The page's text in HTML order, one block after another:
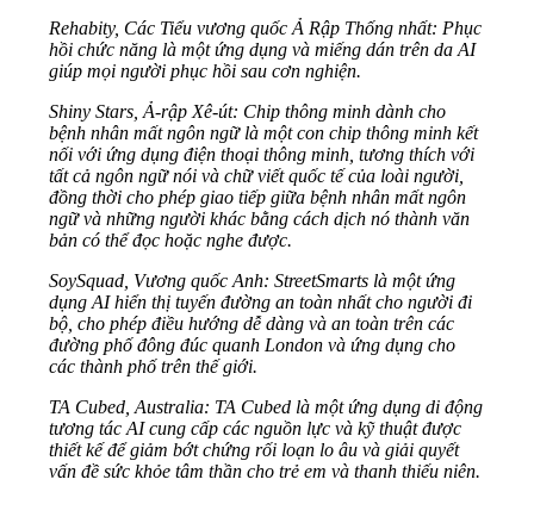
Rehabity, Các Tiểu vương quốc Ả Rập Thống nhất: Phục
hồi chức năng là một ứng dụng và miếng dán trên da AI
giúp mọi người phục hồi sau cơn nghiện.
Shiny Stars, Ả-rập Xê-út: Chip thông minh dành cho
bệnh nhân mất ngôn ngữ là một con chip thông minh kết
nối với ứng dụng điện thoại thông minh, tương thích với
tất cả ngôn ngữ nói và chữ viết quốc tế của loài người,
đồng thời cho phép giao tiếp giữa bệnh nhân mất ngôn
ngữ và những người khác bằng cách dịch nó thành văn
bản có thể đọc hoặc nghe được.
SoySquad, Vương quốc Anh: StreetSmarts là một ứng
dụng AI hiển thị tuyến đường an toàn nhất cho người đi
bộ, cho phép điều hướng dễ dàng và an toàn trên các
đường phố đông đúc quanh London và ứng dụng cho
các thành phố trên thế giới.
TA Cubed, Australia: TA Cubed là một ứng dụng di động
tương tác AI cung cấp các nguồn lực và kỹ thuật được
thiết kế để giảm bớt chứng rối loạn lo âu và giải quyết
vấn đề sức khỏe tâm thần cho trẻ em và thanh thiếu niên.